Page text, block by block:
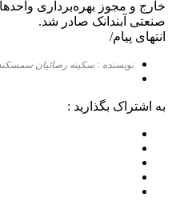
خارج و مجوز بهره‌برداری
صنعتی آبندانک صادر شد.
انتهای پیام/
نویسنده : سکینه رضائیان
به اشتراک بگذارید :